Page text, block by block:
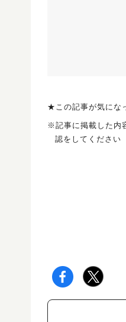
★この記事が気にな
※記事に掲載した内
認をしてください